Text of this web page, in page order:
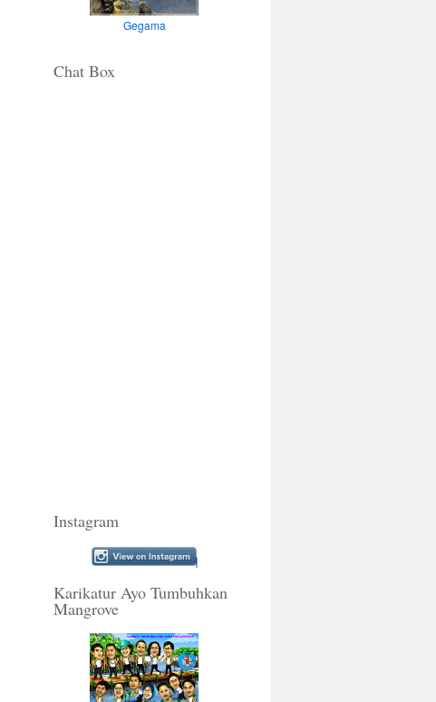
Gegama
Chat Box
Instagram
Karikatur Ayo Tumbuhkan
Mangrove